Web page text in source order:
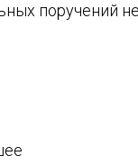
поручений